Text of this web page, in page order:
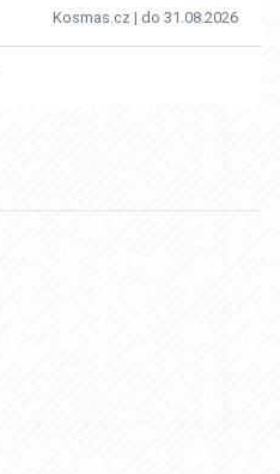
Kosmas.cz | do 31.08.2026